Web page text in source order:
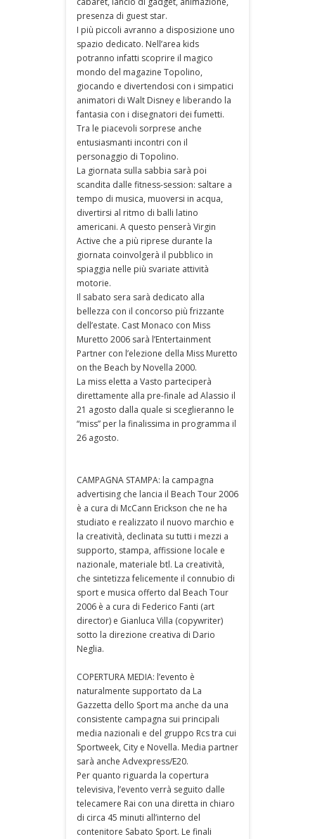
presenza di guest star.
I più piccoli avranno a disposizione uno
spazio dedicato. Nell’area kids
potranno infatti scoprire il magico
mondo del magazine Topolino,
giocando e divertendosi con i simpatici
animatori di Walt Disney e liberando la
fantasia con i disegnatori dei fumetti.
Tra le piacevoli sorprese anche
entusiasmanti incontri con il
personaggio di Topolino.
La giornata sulla sabbia sarà poi
scandita dalle fitness-session: saltare a
tempo di musica, muoversi in acqua,
divertirsi al ritmo di balli latino
americani. A questo penserà Virgin
Active che a più riprese durante la
giornata coinvolgerà il pubblico in
spiaggia nelle più svariate attività
motorie.
Il sabato sera sarà dedicato alla
bellezza con il concorso più frizzante
dell’estate. Cast Monaco con Miss
Muretto 2006 sarà l’Entertainment
Partner con l’elezione della Miss Muretto
on the Beach by Novella 2000.
La miss eletta a Vasto parteciperà
direttamente alla pre-finale ad Alassio il
21 agosto dalla quale si sceglieranno le
“miss” per la finalissima in programma il
26 agosto.
CAMPAGNA STAMPA: la campagna
advertising che lancia il Beach Tour 2006
è a cura di McCann Erickson che ne ha
studiato e realizzato il nuovo marchio e
la creatività, declinata su tutti i mezzi a
supporto, stampa, affissione locale e
nazionale, materiale btl. La creatività,
che sintetizza felicemente il connubio di
sport e musica offerto dal Beach Tour
2006 è a cura di Federico Fanti (art
director) e Gianluca Villa (copywriter)
sotto la direzione creativa di Dario
Neglia.
COPERTURA MEDIA: l’evento è
naturalmente supportato da La
Gazzetta dello Sport ma anche da una
consistente campagna sui principali
media nazionali e del gruppo Rcs tra cui
Sportweek, City e Novella. Media partner
sarà anche Advexpress/E20.
Per quanto riguarda la copertura
televisiva, l’evento verrà seguito dalle
telecamere Rai con una diretta in chiaro
di circa 45 minuti all’interno del
contenitore Sabato Sport. Le finali